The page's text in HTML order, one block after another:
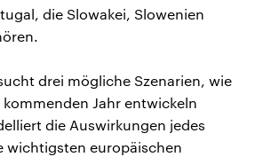
die Slowakei, Slowenien
drei mögliche Szenarien, wie
Jahr entwickeln
die Auswirkungen jedes
wichtigsten europäischen